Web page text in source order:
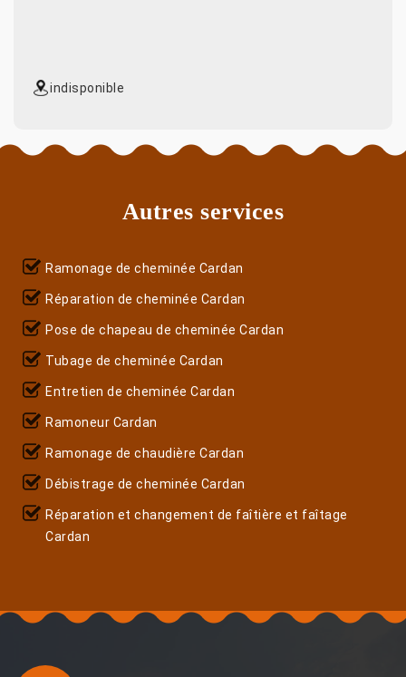
indisponible
Autres services
Ramonage de cheminée Cardan
Réparation de cheminée Cardan
Pose de chapeau de cheminée Cardan
Tubage de cheminée Cardan
Entretien de cheminée Cardan
Ramoneur Cardan
Ramonage de chaudière Cardan
Débistrage de cheminée Cardan
Réparation et changement de faîtière et faîtage
Cardan